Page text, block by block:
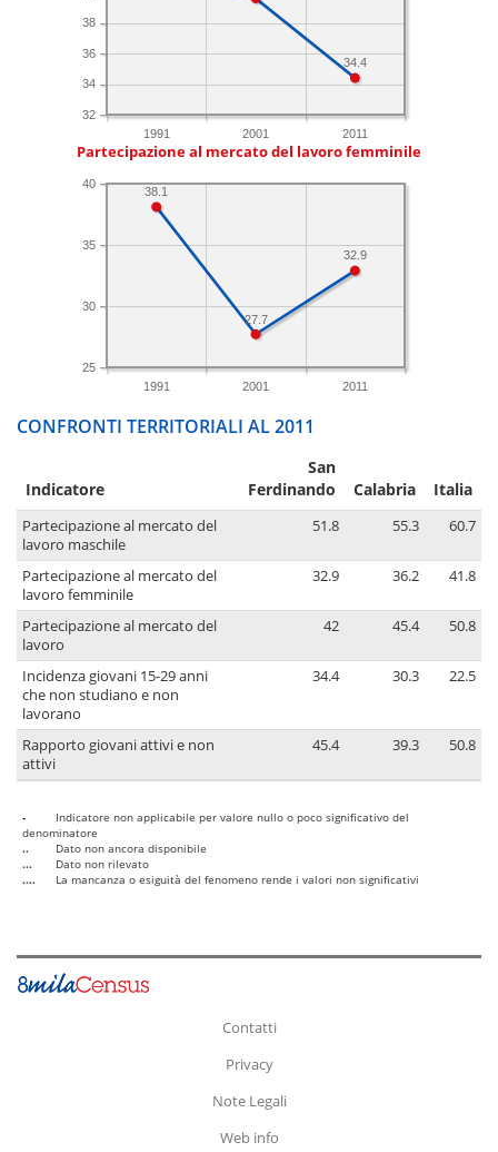
1991 2001 2011
32
34
36
38
34.4
Partecipazione al mercato del lavoro femminile
1991 2001 2011
25
30
35
40
32.9
27.7
38.1
CONFRONTI TERRITORIALI AL 2011
Indicatore
San
Ferdinando
Calabria Italia
Partecipazione al mercato del
lavoro maschile
51.8 55.3 60.7
Partecipazione al mercato del
lavoro femminile
32.9 36.2 41.8
Partecipazione al mercato del
lavoro
42 45.4 50.8
Incidenza giovani 15-29 anni
che non studiano e non
lavorano
34.4 30.3 22.5
Rapporto giovani attivi e non
attivi
45.4 39.3 50.8
-
Indicatore non applicabile per valore nullo o poco significativo del
denominatore
..
Dato non ancora disponibile
...
Dato non rilevato
....
La mancanza o esiguità del fenomeno rende i valori non significativi
Contatti
Privacy
Note Legali
Web info